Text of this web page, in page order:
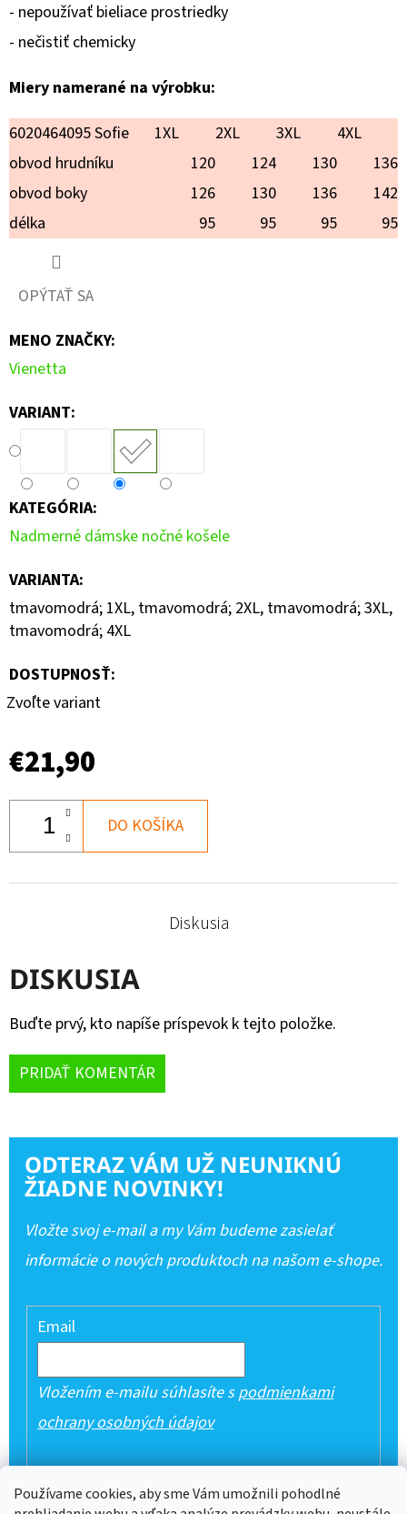
Používame cookies, aby sme Vám umožnili pohodlné
- nepoužívať bieliace prostriedky
- nečistiť chemicky
Miery namerané na výrobku:
6020464095 Sofie
1XL 2XL 3XL
4XL
obvod hrudníku
120 124 130
136
obvod boky
126 130 136
142
délka
95 95 95 95
OPÝTAŤ SA
MENO ZNAČKY:
Vienetta
VARIANT:
KATEGÓRIA:
Nadmerné dámske nočné košele
VARIANTA:
tmavomodrá; 1XL, tmavomodrá; 2XL, tmavomodrá; 3XL,
tmavomodrá; 4XL
DOSTUPNOSŤ:
Zvoľte variant
€21,90
DO KOŠÍKA
Diskusia
DISKUSIA
Buďte prvý, kto napíše príspevok k tejto položke.
PRIDAŤ KOMENTÁR
ODTERAZ VÁM UŽ NEUNIKNÚ
ŽIADNE NOVINKY!
Vložte svoj e-mail a my Vám budeme zasielať
informácie o nových produktoch na našom e-shope.
Email
Vložením e-mailu súhlasíte spodmienkami
ochrany osobných údajov
PRIHLÁSIŤ SA